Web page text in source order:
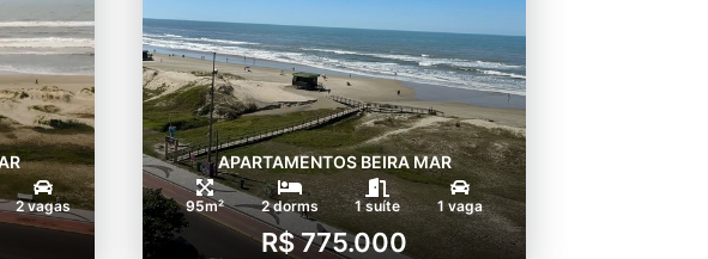
2 vagas
APARTAMENTOS BEIRA MAR
95m² 2 dorms 1 suíte 1 vaga
R$ 775.000